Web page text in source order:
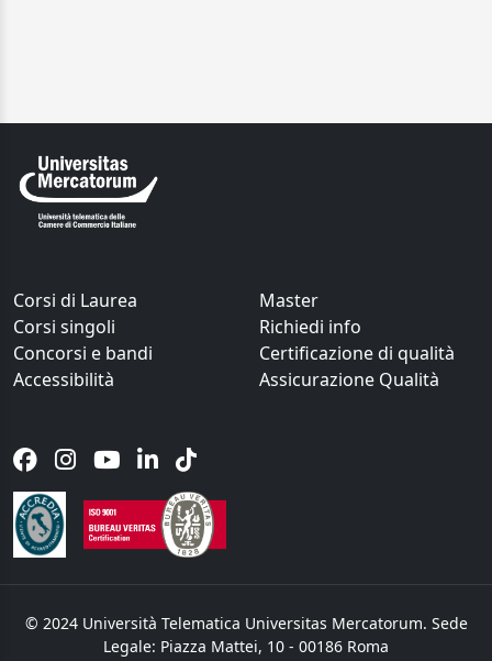
Corsi di Laurea
Master
Corsi singoli
Richiedi info
Concorsi e bandi
Certificazione di qualità
Accessibilità
Assicurazione Qualità
© 2024 Università Telematica Universitas Mercatorum. Sede
Legale: Piazza Mattei, 10 - 00186 Roma